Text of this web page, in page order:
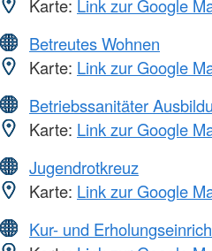
Karte: Link zur Google
Betreutes Wohnen
Karte: Link zur Google
Betriebssanitäter
Karte: Link zur Google
Jugendrotkreuz
Karte: Link zur Google
Kur- und